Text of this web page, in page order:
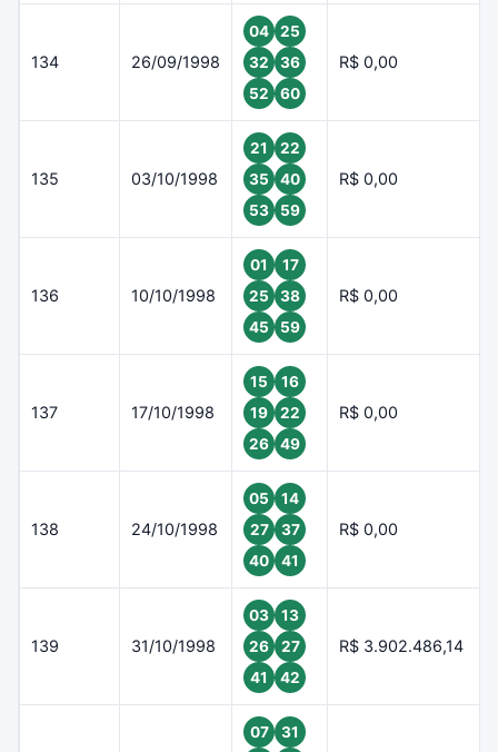
134 26/09/1998
04
25
32
36
52
60
R$ 0,00
135 03/10/1998
21
22
35
40
53
59
R$ 0,00
136 10/10/1998
01
17
25
38
45
59
R$ 0,00
137 17/10/1998
15
16
19
22
26
49
R$ 0,00
138 24/10/1998
05
14
27
37
40
41
R$ 0,00
139 31/10/1998
03
13
26
27
41
42
R$ 3.902.486,14
07
31